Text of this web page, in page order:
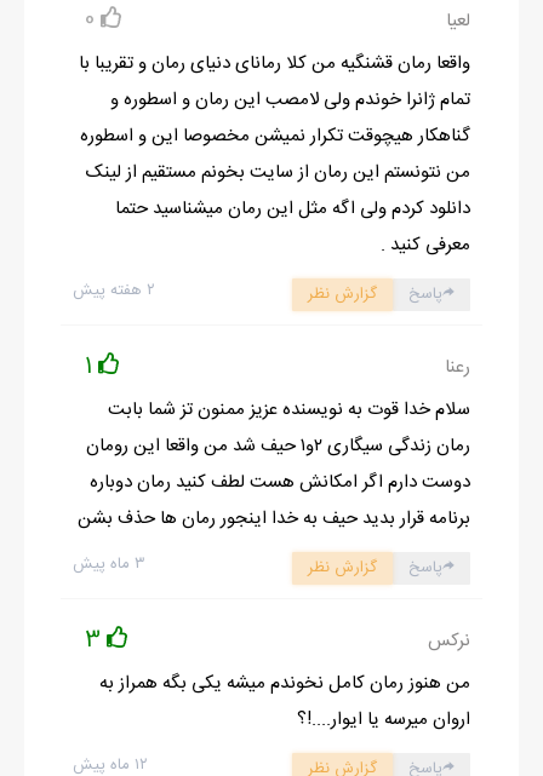
لعیا 0
واقعا رمان قشنگیه من کلا رمانای دنیای رمان و تقریبا با
تمام ژانرا خوندم ولی لامصب این رمان و اسطوره و
گناهکار هیچوقت تکرار نمیشن مخصوصا این و اسطوره
من نتونستم این رمان از سایت بخونم مستقیم از لینک
دانلود کردم ولی اگه مثل این رمان میشناسید حتما
معرفی کنید .
۲ هفته پیش پاسخ گزارش نظر
رعنا 1
سلام خدا قوت به نویسنده عزیز ممنون تز شما بابت
رمان زندگی سیگاری ۲و۱ حیف شد من واقعا این رومان
دوست دارم اگر امکانش هست لطف کنید رمان دوباره
برنامه قرار بدید حیف به خدا اینجور رمان ها حذف بشن
۳ ماه پیش پاسخ گزارش نظر
نرکس 3
من هنوز رمان کامل نخوندم میشه یکی بگه همراز به
اروان میرسه یا ایوار....!؟
۱۲ ماه پیش پاسخ گزارش نظر